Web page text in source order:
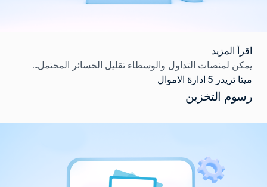
رسوم التخزين
ميتا تريدر 5 ادارة الاموال
يمكن لمنصات التداول والوسطاء تقليل الخسائر المحتمل...
اقرأ المزيد